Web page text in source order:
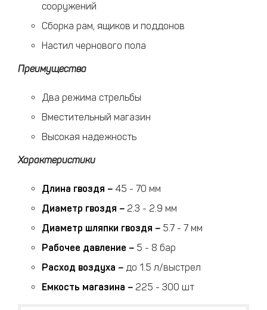
сооружений
Сборка рам, ящиков и поддонов
Настил чернового пола
Преимущества
Два режима стрельбы
Вместительный магазин
Высокая надежность
Характеристики
Длина гвоздя – 45 - 70 мм
Диаметр гвоздя – 2.3 - 2.9 мм
Диаметр шляпки гвоздя – 5.7 - 7 мм
Рабочее давление – 5 - 8 бар
Расход воздуха – до 1.5 л/выстрел
Емкость магазина – 225 - 300 шт